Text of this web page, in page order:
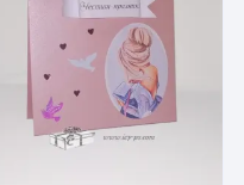
options
may
be
chosen
on